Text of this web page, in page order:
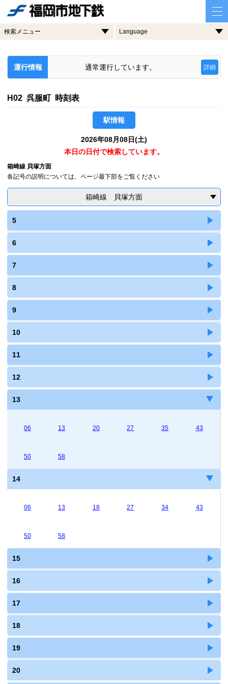
検索メニュー Language
運行情報 通常運行しています。 詳細
H02 呉服町 時刻表
駅情報
2026年08月08日(土)
本日の日付で検索しています。
箱崎線 貝塚方面
各記号の説明については、ページ最下部をご覧ください
箱崎線 貝塚方面
5
6
7
8
9
10
11
12
13
06 13 20 27 35 43
50 58
14
06 13 18 27 34 43
50 58
15
16
17
18
19
20